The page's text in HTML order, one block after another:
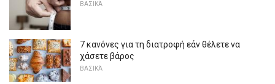
ΒΑΣΙΚΆ
7 κανόνες για τη διατροφή εάν θέλετε να
χάσετε βάρος
ΒΑΣΙΚΆ